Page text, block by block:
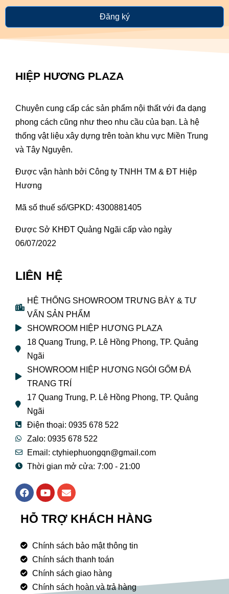
Đăng ký
HIỆP HƯƠNG PLAZA
Chuyên cung cấp các sản phẩm nội thất với đa dạng
phong cách cũng như theo nhu cầu của bạn. Là hệ
thống vật liệu xây dựng trên toàn khu vực Miền Trung
và Tây Nguyên.
Được vận hành bởi Công ty TNHH TM & ĐT Hiệp
Hương
Mã số thuế số/GPKD: 4300881405
Được Sở KHĐT Quảng Ngãi cấp vào ngày
06/07/2022
LIÊN HỆ
HỆ THỐNG SHOWROOM TRƯNG BÀY & TƯ
VẤN SẢN PHẨM
SHOWROOM HIỆP HƯƠNG PLAZA
18 Quang Trung, P. Lê Hồng Phong, TP. Quảng
Ngãi
SHOWROOM HIỆP HƯƠNG NGÓI GỐM ĐÁ
TRANG TRÍ
17 Quang Trung, P. Lê Hồng Phong, TP. Quảng
Ngãi
Điện thoại: 0935 678 522
Zalo: 0935 678 522
Email: ctyhiephuongqn@gmail.com
Thời gian mở cửa: 7:00 - 21:00
F
a
e
b
o
k
Y
o
t
u
e
E
n
e
l
p
e
HỖ TRỢ KHÁCH HÀNG
Chính sách bảo mật thông tin
Chính sách thanh toán
Chính sách giao hàng
Chính sách hoàn và trả hàng